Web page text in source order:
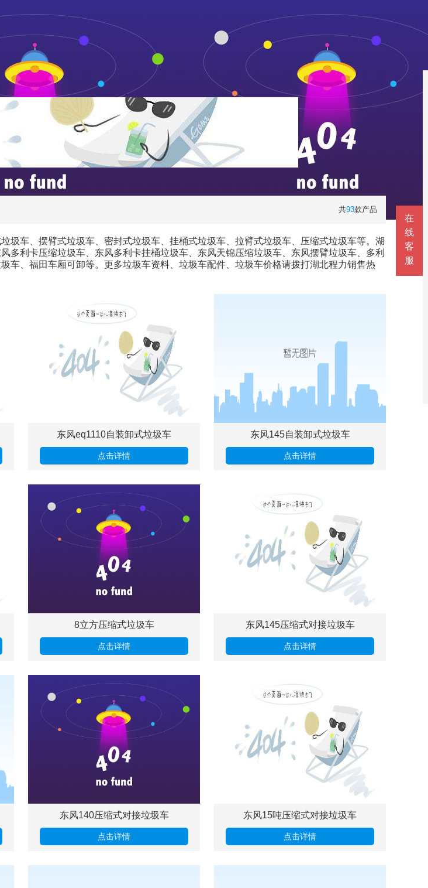
共93款产品
圾车、摆臂式垃圾车、密封式垃圾车、挂桶式垃圾车、拉臂式垃圾车、压缩式垃圾车等。湖
多利卡压缩垃圾车、东风多利卡挂桶垃圾车、东风天锦压缩垃圾车、东风摆臂垃圾车、多利
车、福田车厢可卸等。更多垃圾车资料、垃圾车配件、垃圾车价格请拨打湖北程力销售热
东风eq1110自装卸式垃圾车
点击详情
东风145自装卸式垃圾车
点击详情
8立方压缩式垃圾车
点击详情
东风145压缩式对接垃圾车
点击详情
东风140压缩式对接垃圾车
点击详情
东风15吨压缩式对接垃圾车
点击详情
在
线
客
服